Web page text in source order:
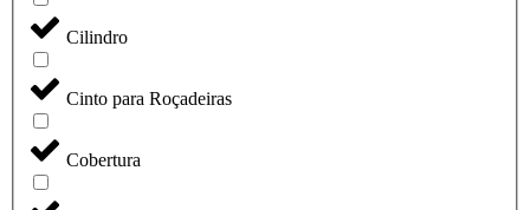
Cilindro
Cinto para Roçadeiras
Cobertura